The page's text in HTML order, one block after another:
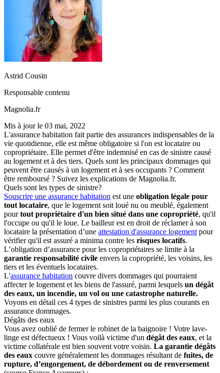
Astrid Cousin
Responsable contenu
Magnolia.fr
Mis à jour le 03 mai, 2022
L'assurance habitation fait partie des assurances indispensables de la
vie quotidienne, elle est même obligatoire si l'on est locataire ou
copropriétaire. Elle permet d'être indemnisé en cas de sinistre causé
au logement et à des tiers. Quels sont les principaux dommages qui
peuvent être causés à un logement et à ses occupants ? Comment
être remboursé ? Suivez les explications de Magnolia.fr.
Quels sont les types de sinistre?
Souscrire une assurance habitation est une obligation légale pour
tout locataire, que le logement soit loué nu ou meublé, également
pourtout propriétaire d'un bien situé dans une copropriété, qu'il
l'occupe ou qu'il le loue. Le bailleur est en droit de réclamer à son
locataire la présentation d’une attestation d'assurance logement pour
vérifier qu'il est assuré a minima contre les risques locatifs.
L’obligation d’assurance pour les copropriétaires se limite à la
garantie responsabilité civile envers la copropriété, les voisins, les
tiers et les éventuels locataires.
L'assurance habitation couvre divers dommages qui pourraient
affecter le logement et les biens de l'assuré, parmi lesquels un dégât
des eaux, un incendie, un vol ou une catastrophe naturelle.
Voyons en détail ces 4 types de sinistres parmi les plus courants en
assurance dommages.
Dégâts des eaux
Vous avez oublié de fermer le robinet de la baignoire ! Votre lave-
linge est défectueux ! Vous voilà victime d'un dégât des eaux, et la
victime collatérale est bien souvent votre voisin. La garantie dégâts
des eaux couvre généralement les dommages résultant de fuites, de
rupture, d’engorgement, de débordement ou de renversement